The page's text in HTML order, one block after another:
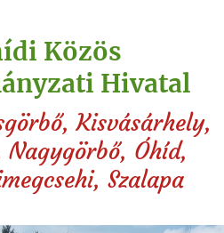
Közös
Hivatal
Kisvásárhely,
Óhíd,
Szalapa